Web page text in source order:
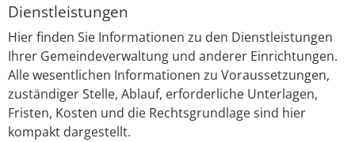
Dienstleistungen
Hier finden Sie Informationen zu den Dienstleistungen
Ihrer Gemeindeverwaltung und anderer Einrichtungen.
Alle wesentlichen Informationen zu Voraussetzungen,
zuständiger Stelle, Ablauf, erforderliche Unterlagen,
Fristen, Kosten und die Rechtsgrundlage sind hier
kompakt dargestellt.